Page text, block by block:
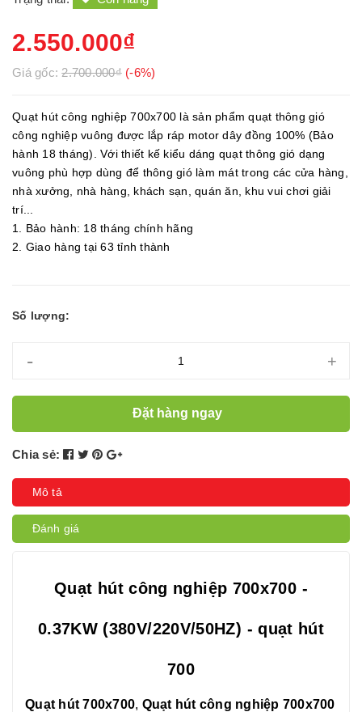
2.550.000₫
Giá gốc:2.700.000₫ (-6%)
Quạt hút công nghiệp 700x700 là sản phẩm quạt thông gió
công nghiệp vuông được lắp ráp motor dây đồng 100% (Bảo
hành 18 tháng). Với thiết kế kiểu dáng quạt thông gió dạng
vuông phù hợp dùng để thông gió làm mát trong các cửa hàng,
nhà xưởng, nhà hàng, khách sạn, quán ăn, khu vui chơi giải
trí...
1. Bảo hành: 18 tháng chính hãng
2. Giao hàng tại 63 tỉnh thành
Số lượng:
- +
Đặt hàng ngay
Chia sẻ:
Mô tả
Đánh giá
Quạt hút công nghiệp 700x700 -
0.37KW (380V/220V/50HZ) - quạt hút
700
Quạt hút 700x700, Quạt hút công nghiệp 700x700